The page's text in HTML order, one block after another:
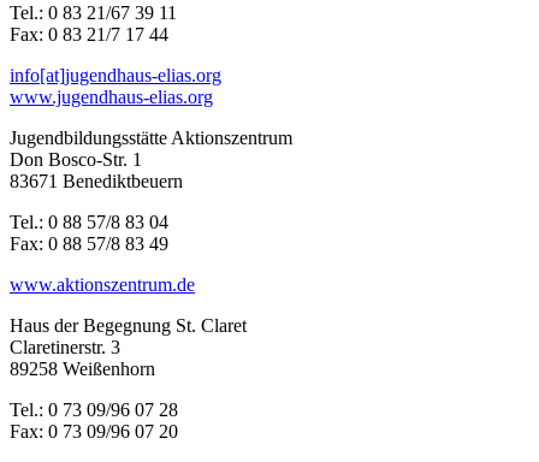
Tel.: 0 83 21/67 39 11
Fax: 0 83 21/7 17 44
info[at]jugendhaus-elias.org
www.jugendhaus-elias.org
Jugendbildungsstätte Aktionszentrum
Don Bosco-Str. 1
83671 Benediktbeuern
Tel.: 0 88 57/8 83 04
Fax: 0 88 57/8 83 49
www.aktionszentrum.de
Haus der Begegnung St. Claret
Claretinerstr. 3
89258 Weißenhorn
Tel.: 0 73 09/96 07 28
Fax: 0 73 09/96 07 20